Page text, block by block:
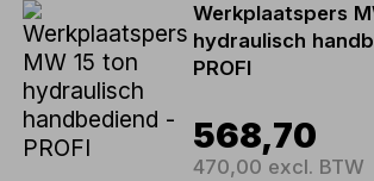
Werkplaatspers
hydraulisch
PROFI
568,70
470,00 excl. BTW